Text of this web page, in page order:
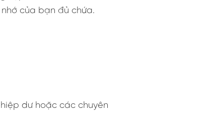
của bạn đủ chứa.
dư hoặc các chuyên